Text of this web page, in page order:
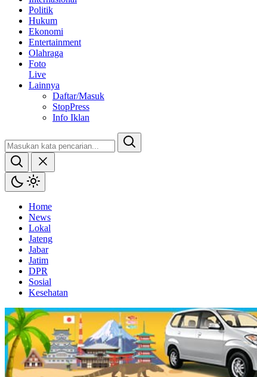
Politik
Hukum
Ekonomi
Entertainment
Olahraga
Foto
Live
Lainnya
Daftar/Masuk
StopPress
Info Iklan
Home
News
Lokal
Jateng
Jabar
Jatim
DPR
Sosial
Kesehatan